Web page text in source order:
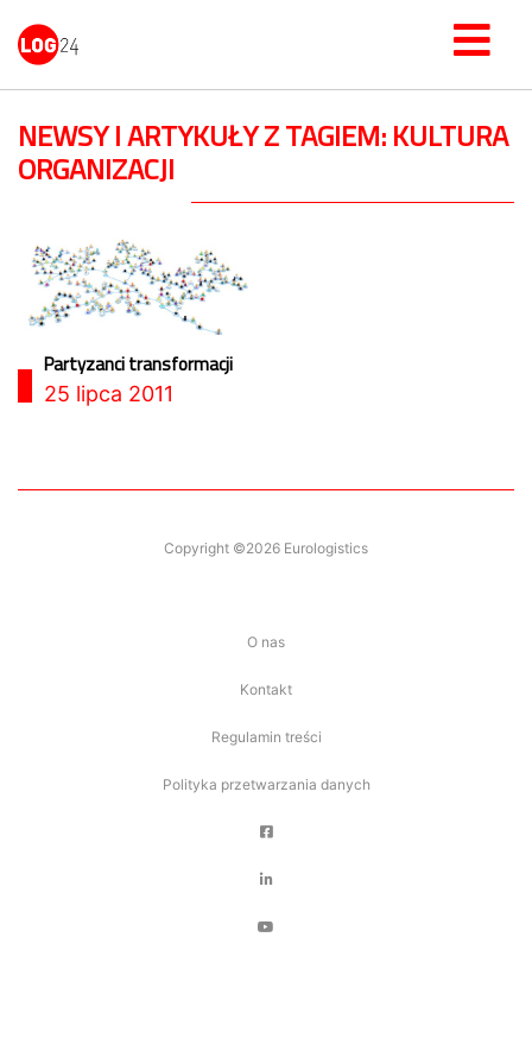
NEWSY I ARTYKUŁY Z TAGIEM: KULTURA
ORGANIZACJI
Partyzanci transformacji
25 lipca 2011
Copyright ©2026 Eurologistics
O nas
Kontakt
Regulamin treści
Polityka przetwarzania danych